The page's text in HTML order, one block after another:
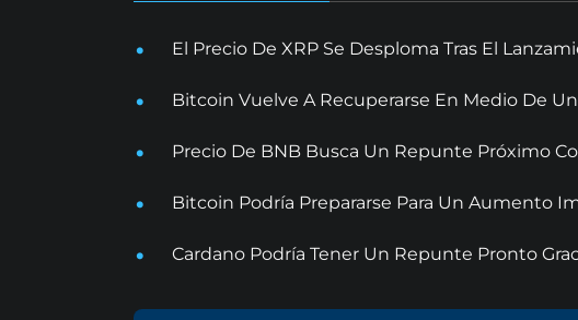
El Precio De XRP Se Desploma Tras El
Bitcoin Vuelve A Recuperarse En Medio De
Precio De BNB Busca Un Repunte Próximo
Bitcoin Podría Prepararse Para Un Aumento
Cardano Podría Tener Un Repunte Pronto